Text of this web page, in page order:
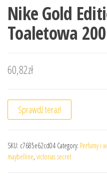
Nike Gold
Toaletowa
60,82zł
Sprawdź teraz!
SKU: c7685e62cd04 Category: Perfumy i
maybelline, victorias secret